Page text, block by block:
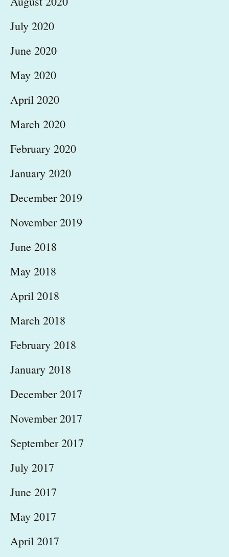
July 2020
June 2020
May 2020
April 2020
March 2020
February 2020
January 2020
December 2019
November 2019
June 2018
May 2018
April 2018
March 2018
February 2018
January 2018
December 2017
November 2017
September 2017
July 2017
June 2017
May 2017
April 2017